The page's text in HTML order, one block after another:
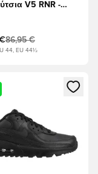
V5 RNR -
86,95 €
44, EU 44½
να εγγραφείτε ως
ένα Modal για να